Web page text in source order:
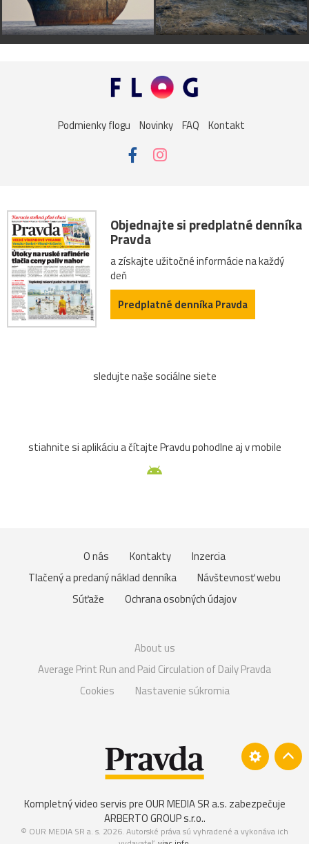
Podmienky flogu Novinky FAQ Kontakt
Objednajte si predplatné denníka
Pravda
a získajte užitočné informácie na každý
deň
Predplatné denníka Pravda
sledujte naše sociálne siete
stiahnite si aplikáciu a čítajte Pravdu pohodlne aj v mobile
O nás Kontakty
Inzercia
Tlačený a predaný náklad denníka
Návštevnosť webu
Súťaže
Ochrana osobných údajov
About us
Average Print Run and Paid Circulation of Daily Pravda
Cookies
Nastavenie súkromia
Kompletný video servis pre OUR MEDIA SR a.s. zabezpečuje
ARBERTO GROUP s.r.o..
© OUR MEDIA SR a. s. 2026. Autorské práva sú vyhradené a vykonáva ich